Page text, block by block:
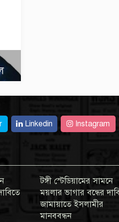
Linkedin Instagram
টঙ্গী স্টেডিয়ামের সামনে
ময়লার ভাগার বন্ধের
জামায়াতে ইসলামীর
মানববন্ধন